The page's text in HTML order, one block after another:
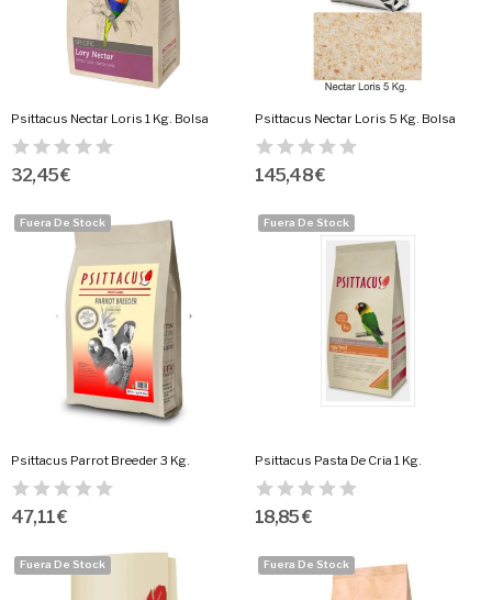
Psittacus Nectar Loris 1 Kg. Bolsa
32,45 €
Psittacus Nectar Loris 5 Kg. Bolsa
145,48 €
Fuera De Stock
Psittacus Parrot Breeder 3 Kg.
47,11 €
Fuera De Stock
Psittacus Pasta De Cria 1 Kg.
18,85 €
Fuera De Stock Fuera De Stock